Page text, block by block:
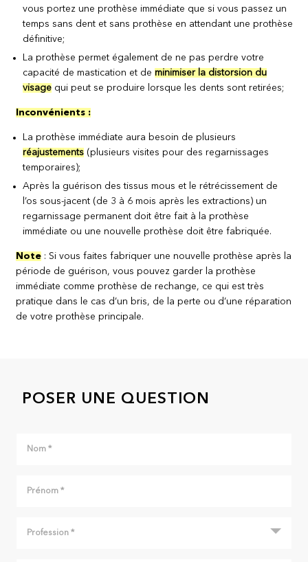
vous portez une prothèse immédiate que si vous passez un
temps sans dent et sans prothèse en attendant une prothèse
définitive;
La prothèse permet également de ne pas perdre votre
capacité de mastication et deminimiser la distorsion du
visage qui peut se produire lorsque les dents sont retirées;
Inconvénients :
La prothèse immédiate aura besoin de plusieurs
réajustements (plusieurs visites pour des regarnissages
temporaires);
Après la guérison des tissus mous et le rétrécissement de
l’os sous-jacent (de 3 à 6 mois après les extractions) un
regarnissage permanent doit être fait à la prothèse
immédiate ou une nouvelle prothèse doit être fabriquée.
Note : Si vous faites fabriquer une nouvelle prothèse après la
période de guérison, vous pouvez garder la prothèse
immédiate comme prothèse de rechange, ce qui est très
pratique dans le cas d’un bris, de la perte ou d’une réparation
de votre prothèse principale.
POSER UNE QUESTION